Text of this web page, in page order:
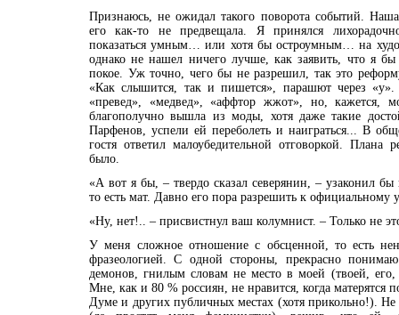
Признаюсь, не ожидал такого поворота событий. Наша
его как-то не предвещала. Я принялся
показаться умным… или хотя бы остроумным… на
однако не нашел ничего лучше, как заявить, что я
покое. Уж точно, чего бы не разрешил, так это
«Как слышится, так и пишется», парашют через
«превед», «медвед», «аффтор жжот», но, кажется,
благополучно вышла из моды, хотя даже такие
Парфенов, успели ей переболеть и наиграться... В
гостя ответил малоубедительной отговоркой.
было.
«А вот я бы, – твердо сказал северянин, – узаконил
то есть мат. Давно его пора разрешить к официальному
«Ну, нет!.. – присвистнул ваш колумнист. – Только не
У меня сложное отношение с обсценной, то есть
фразеологией. С одной стороны, прекрасно
демонов, гнилым словам не место в моей (твоей,
Мне, как и 80 % россиян, не нравится, когда матерятся
Думе и других публичных местах (хотя прикольно!). Не